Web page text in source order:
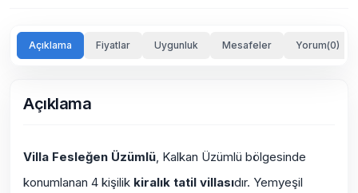
Açıklama Fiyatlar Uygunluk Mesafeler Yorum(0)
Açıklama
Villa Fesleğen Üzümlü, Kalkan Üzümlü bölgesinde
konumlanan 4 kişilik kiralık tatil villasıdır. Yemyeşil